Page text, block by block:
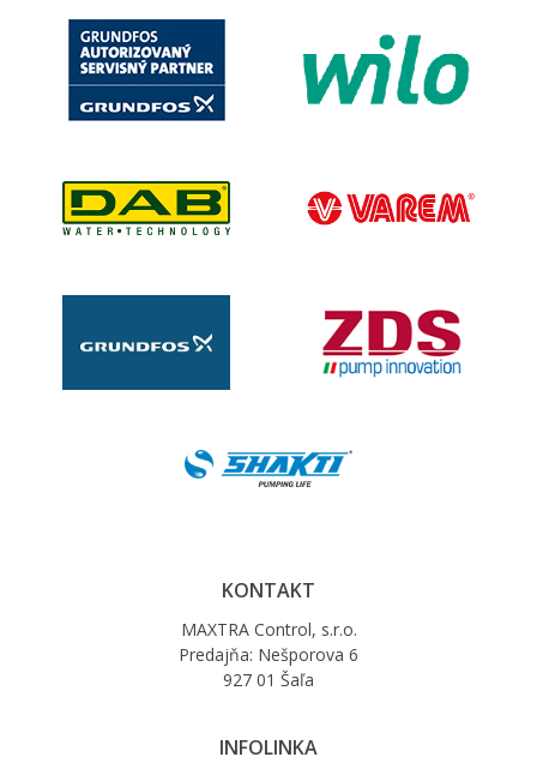
KONTAKT
MAXTRA Control, s.r.o.
Predajňa: Nešporova 6
927 01 Šaľa
INFOLINKA